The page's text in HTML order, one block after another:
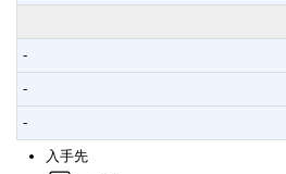
-
-
-
入手先